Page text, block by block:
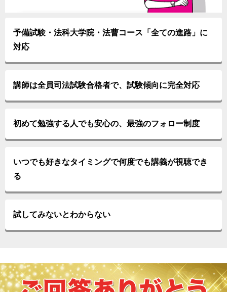
予備試験・法科大学院・法曹コース「全ての進路」に
対応
講師は全員司法試験合格者で、試験傾向に完全対応
初めて勉強する人でも安心の、最強のフォロー制度
いつでも好きなタイミングで何度でも講義が視聴でき
る
試してみないとわからない